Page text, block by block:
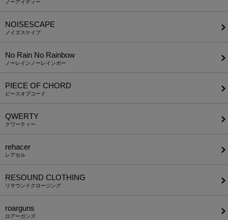
ノーアイディー
NOISESCAPE
ノイズスケイプ
No Rain No Rainbow
ノーレインノーレインボー
PIECE OF CHORD
ピースオブコード
QWERTY
クワーティー
rehacer
レアセル
RESOUND CLOTHING
リサウンドクロージング
roarguns
ロアーガンズ